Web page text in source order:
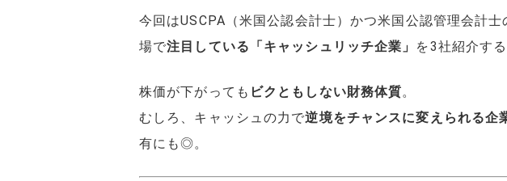
今回はUSCPA（米国公認会計士）かつ米国公認管理会計
場で注目している「キャッシュリッチ企業」 を3社紹介する
株価が下がっても ビクともしない財務体質。
むしろ、キャッシュの力で逆境をチャンスに変えられる企
有にも◎。